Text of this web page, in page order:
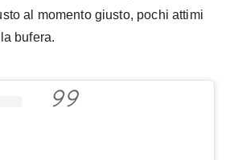
al momento giusto, pochi attimi
bufera.